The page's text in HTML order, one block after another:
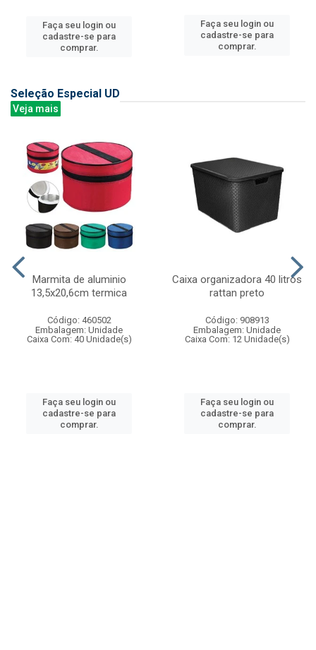
Faça seu login ou
cadastre-se para
comprar.
Faça seu login ou
cadastre-se para
comprar.
Seleção Especial UD
Veja mais
Marmita de aluminio
13,5x20,6cm termica
Código: 460502
Embalagem: Unidade
Caixa Com: 40 Unidade(s)
Faça seu login ou
cadastre-se para
comprar.
Caixa organizadora 40 litros
rattan preto
Código: 908913
Embalagem: Unidade
Caixa Com: 12 Unidade(s)
Faça seu login ou
cadastre-se para
comprar.